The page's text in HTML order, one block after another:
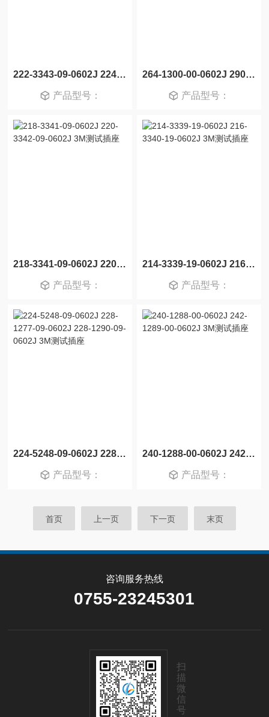
222-3343-09-0602J 224-1275-09-0602J 3M测试插座
产品型号：
264-1300-00-0602J 290-1294-00-3302J 3M测试插座
产品型号：
218-3341-09-0602J 220-3342-09-0602J 3M测试插座
产品型号：
214-3339-19-0602J 216-3340-19-0602J 3M测试插座
产品型号：
224-5248-09-0602J 228-1277-09-0602J 228-1290-09-0602J 3M测试插座
产品型号：
240-1288-00-0602J 242-1289-00-0602J 3M测试插座
产品型号：
首页 上一页 下一页 末页
咨询服务热线
0755-23245301
扫
描
微
信
号